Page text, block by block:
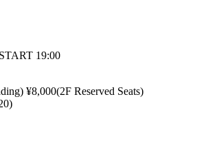
19:00
¥8,000(2F Reserved Seats)